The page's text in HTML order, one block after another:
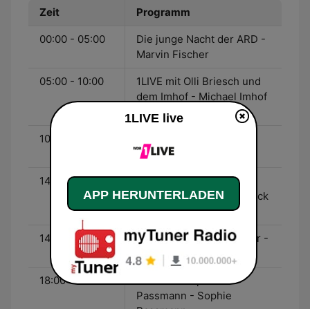
Zeit Programm
00:00 - 05:00
Die junge Nacht der ARD -
Marvin Fischer
05:00 - 10:00
1LIVE mit Olli Briesch und
dem Imhof - Michael Imhof
und Olli Briesch
10:00 - 14:00
Simon Beeck
14:00 - 19:00
1LIVE Beeck und
Middendorf - Simon Beeck
und Tina Middendorf
14:00 - 18:00
1LIVE Kammel und Kühler -
Matthias Kammel
18:00 - 20:00
1LIVE mit Sophie
Passmann - Sophie
1LIVE live
APP HERUNTERLADEN